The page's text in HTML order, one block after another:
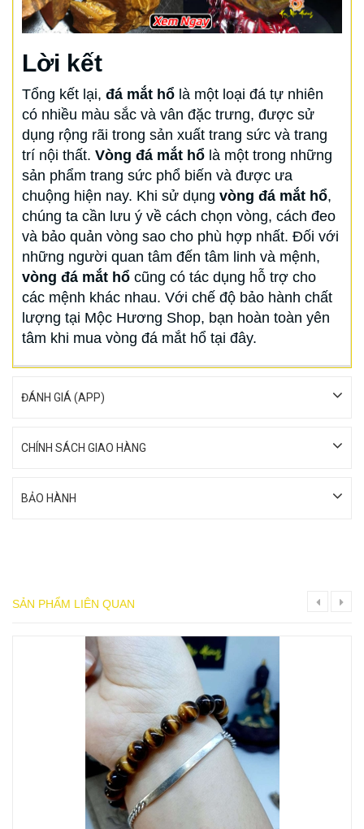
Lời kết
Tổng kết lại, đá mắt hổ là một loại đá tự nhiên
có nhiều màu sắc và vân đặc trưng, được sử
dụng rộng rãi trong sản xuất trang sức và trang
trí nội thất. Vòng đá mắt hổ là một trong những
sản phẩm trang sức phổ biến và được ưa
chuộng hiện nay. Khi sử dụng vòng đá mắt hổ,
chúng ta cần lưu ý về cách chọn vòng, cách đeo
và bảo quản vòng sao cho phù hợp nhất. Đối với
những người quan tâm đến tâm linh và mệnh,
vòng đá mắt hổ cũng có tác dụng hỗ trợ cho
các mệnh khác nhau. Với chế độ bảo hành chất
lượng tại Mộc Hương Shop, bạn hoàn toàn yên
tâm khi mua vòng đá mắt hổ tại đây.
ĐÁNH GIÁ (APP)
CHÍNH SÁCH GIAO HÀNG
BẢO HÀNH
SẢN PHẨM LIÊN QUAN